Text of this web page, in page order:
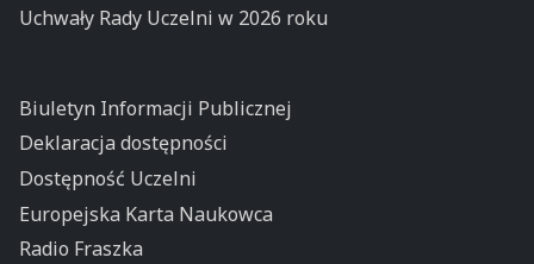
Uchwały Rady Uczelni w 2026 roku
Biuletyn Informacji Publicznej
Deklaracja dostępności
Dostępność Uczelni
Europejska Karta Naukowca
Radio Fraszka